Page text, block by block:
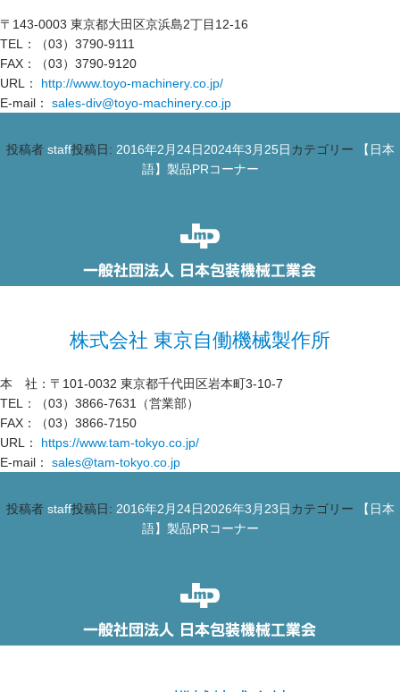
〒143-0003 東京都大田区京浜島2丁目12-16
TEL：（03）3790-9111
FAX：（03）3790-9120
URL： http://www.toyo-machinery.co.jp/
E-mail： sales-div@toyo-machinery.co.jp
投稿者 staff投稿日: 2016年2月24日2024年3月25日 カテゴリー
【日本
語】製品PRコーナー
株式会社 東京自働機械製作所
本 社：〒101-0032 東京都千代田区岩本町3-10-7
TEL：（03）3866-7631（営業部）
FAX：（03）3866-7150
URL： https://www.tam-tokyo.co.jp/
E-mail： sales@tam-tokyo.co.jp
投稿者 staff投稿日: 2016年2月24日2026年3月23日 カテゴリー
【日本
語】製品PRコーナー